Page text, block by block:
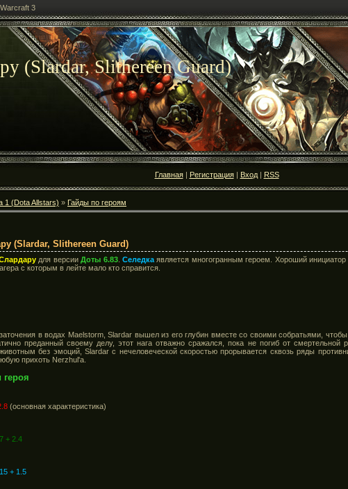
3
(Slardar, Slithereen Guard)
Главная| Регистрация| Вход| RSS
1 (Dota Allstars) » Гайды по героям
(Slardar, Slithereen Guard)
для версииДоты 6.83. Селедкаявляется многогранным героем. Хороший инициатор
с которым в лейте мало кто справится.
в водах Maelstorm, Slardar вышел из его глубин вместе со своими собратьями,
преданный своему делу, этот нага отважно сражался, пока не погиб от
без эмоций, Slardar с нечеловеческой скоростью прорывается сквозь ряды
прихоть Nerzhul'a.
героя
(основная характеристика)
+ 2.4
+ 1.5